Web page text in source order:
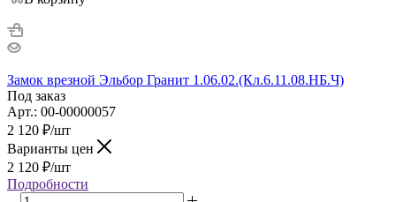
Замок врезной Эльбор Гранит 1.06.02.(Кл.6.11.08.НБ.Ч)
Под заказ
Арт.: 00-00000057
2 120 ₽/шт
Варианты цен
2 120 ₽/шт
Подробности